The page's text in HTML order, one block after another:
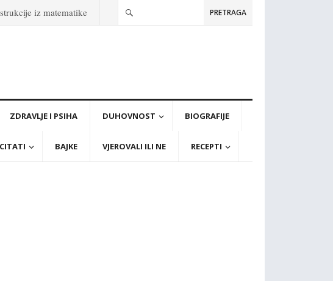
iz matematike PRETRAGA
ZDRAVLJE I PSIHA DUHOVNOST BIOGRAFIJE
CITATI BAJKE VJEROVALI ILI NE RECEPTI